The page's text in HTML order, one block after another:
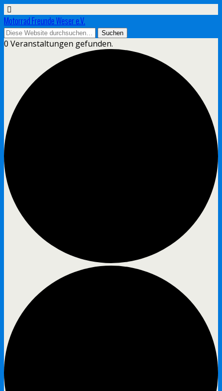
Motorrad Freunde Weser e.V.
0 Veranstaltungen gefunden.